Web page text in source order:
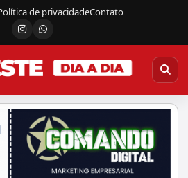
de privacidadeContato
InstagramCanal do WhatsApp